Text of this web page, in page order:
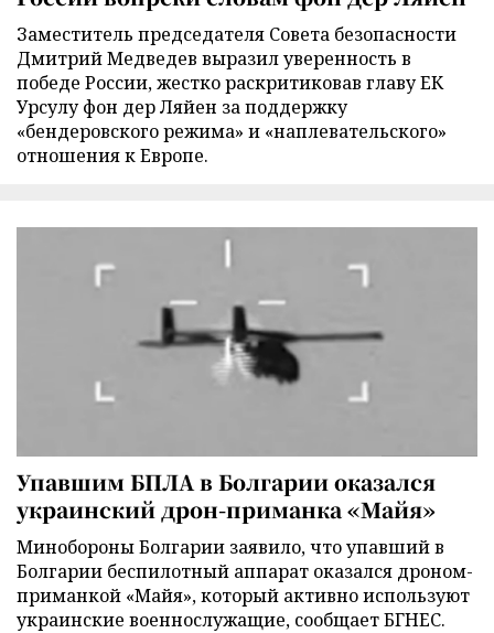
Заместитель председателя Совета безопасности
Дмитрий Медведев выразил уверенность в
победе России, жестко раскритиковав главу ЕК
Урсулу фон дер Ляйен за поддержку
«бендеровского режима» и «наплевательского»
отношения к Европе.
Упавшим БПЛА в Болгарии оказался
украинский дрон-приманка «Майя»
Минобороны Болгарии заявило, что упавший в
Болгарии беспилотный аппарат оказался дроном-
приманкой «Майя», который активно используют
украинские военнослужащие, сообщает БГНЕС.